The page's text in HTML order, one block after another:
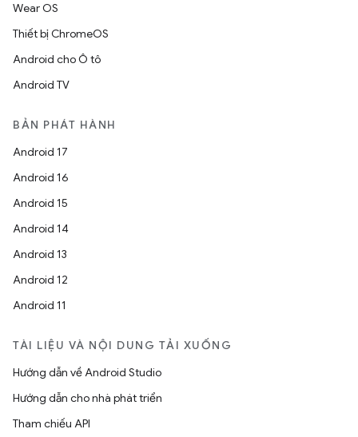
Wear OS
Thiết bị ChromeOS
Android cho Ô tô
Android TV
BẢN PHÁT HÀNH
Android 17
Android 16
Android 15
Android 14
Android 13
Android 12
Android 11
TÀI LIỆU VÀ NỘI DUNG TẢI XUỐNG
Hướng dẫn về Android Studio
Hướng dẫn cho nhà phát triển
Tham chiếu API